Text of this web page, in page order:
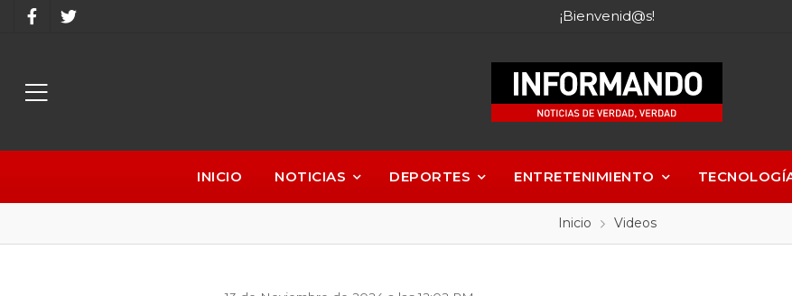
¡Bienvenid@s!
INICIO NOTICIAS DEPORTES ENTRETENIMIENTO
Inicio Videos